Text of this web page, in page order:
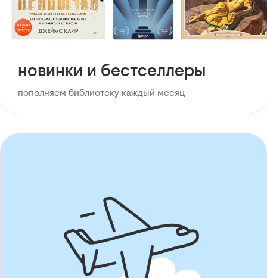
новинки и бестселлеры
пополняем библиотеку каждый месяц